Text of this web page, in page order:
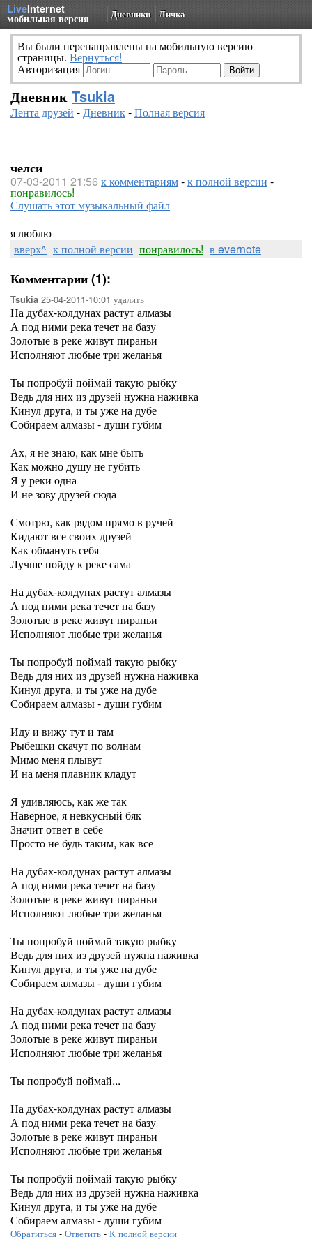
LiveInternet
мобильная версия Дневники Личка
Вы были перенаправлены на мобильную версию
страницы. Вернуться!
Авторизация
Дневник Tsukia
Лента друзей -Дневник-Полная версия
челси
07-03-2011 21:56 к комментариям-к полной версии -
понравилось!
Слушать этот музыкальный файл
я люблю
вверх^ к полной версии понравилось! в evernote
Комментарии (1):
Tsukia 25-04-2011-10:01 удалить
На дубах-колдунах растут алмазы
А под ними река течет на базу
Золотые в реке живут пираньи
Исполняют любые три желанья
Ты попробуй поймай такую рыбку
Ведь для них из друзей нужна наживка
Кинул друга, и ты уже на дубе
Собираем алмазы - души губим
Ах, я не знаю, как мне быть
Как можно душу не губить
Я у реки одна
И не зову друзей сюда
Смотрю, как рядом прямо в ручей
Кидают все своих друзей
Как обмануть себя
Лучше пойду к реке сама
На дубах-колдунах растут алмазы
А под ними река течет на базу
Золотые в реке живут пираньи
Исполняют любые три желанья
Ты попробуй поймай такую рыбку
Ведь для них из друзей нужна наживка
Кинул друга, и ты уже на дубе
Собираем алмазы - души губим
Иду и вижу тут и там
Рыбешки скачут по волнам
Мимо меня плывут
И на меня плавник кладут
Я удивляюсь, как же так
Наверное, я невкусный бяк
Значит ответ в себе
Просто не будь таким, как все
На дубах-колдунах растут алмазы
А под ними река течет на базу
Золотые в реке живут пираньи
Исполняют любые три желанья
Ты попробуй поймай такую рыбку
Ведь для них из друзей нужна наживка
Кинул друга, и ты уже на дубе
Собираем алмазы - души губим
На дубах-колдунах растут алмазы
А под ними река течет на базу
Золотые в реке живут пираньи
Исполняют любые три желанья
Ты попробуй поймай...
На дубах-колдунах растут алмазы
А под ними река течет на базу
Золотые в реке живут пираньи
Исполняют любые три желанья
Ты попробуй поймай такую рыбку
Ведь для них из друзей нужна наживка
Кинул друга, и ты уже на дубе
Собираем алмазы - души губим
Обратиться - Ответить - К полной версии